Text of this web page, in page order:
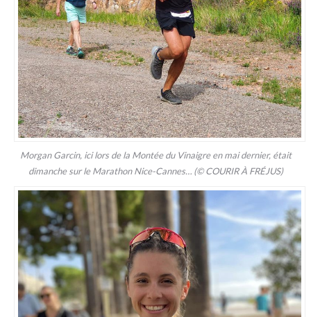
Morgan Garcin, ici lors de la Montée du Vinaigre en mai dernier, était
dimanche sur le Marathon Nice-Cannes… (© COURIR À FRÉJUS)